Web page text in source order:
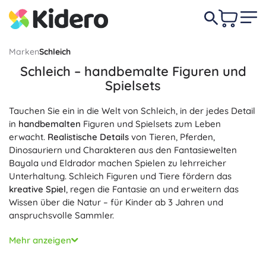
MarkenSchleich
Schleich – handbemalte Figuren und
Spielsets
Tauchen Sie ein in die Welt von Schleich, in der jedes Detail
in handbemalten Figuren und Spielsets zum Leben
erwacht. Realistische Details von Tieren, Pferden,
Dinosauriern und Charakteren aus den Fantasiewelten
Bayala und Eldrador machen Spielen zu lehrreicher
Unterhaltung. Schleich Figuren und Tiere fördern das
kreative Spiel, regen die Fantasie an und erweitern das
Wissen über die Natur – für Kinder ab 3 Jahren und
anspruchsvolle Sammler.
Jedes Stück ist mit Blick auf Maßstab und Authentizität
gestaltet – von der Fell- und Hufstruktur bis zu den
Mehr anzeigen